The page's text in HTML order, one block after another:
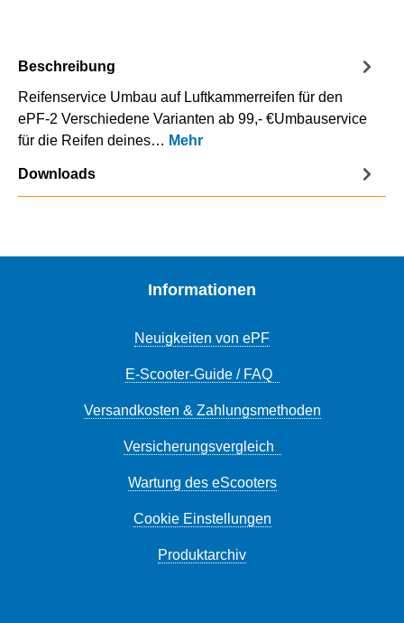
Beschreibung
Reifenservice Umbau auf Luftkammerreifen für den
ePF-2 Verschiedene Varianten ab 99,- €Umbauservice
für die Reifen deines… Mehr
Downloads
Informationen
Neuigkeiten von ePF
E-Scooter-Guide / FAQ
Versandkosten & Zahlungsmethoden
Versicherungsvergleich
Wartung des eScooters
Cookie Einstellungen
Produktarchiv